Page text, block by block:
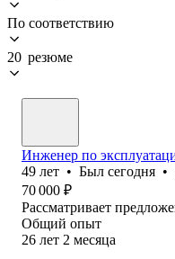
По соответствию
20 резюме
Инженер по
49 лет • Был сегодня •
70 000 ₽
Рассматривает
Общий опыт
26 лет 2 месяца